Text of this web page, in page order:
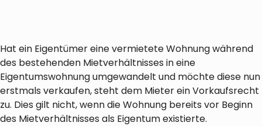
Hat ein Eigentümer eine vermietete Wohnung während
des bestehenden Mietverhältnisses in eine
Eigentumswohnung umgewandelt und möchte diese nun
erstmals verkaufen, steht dem Mieter ein Vorkaufsrecht
zu. Dies gilt nicht, wenn die Wohnung bereits vor Beginn
des Mietverhältnisses als Eigentum existierte.